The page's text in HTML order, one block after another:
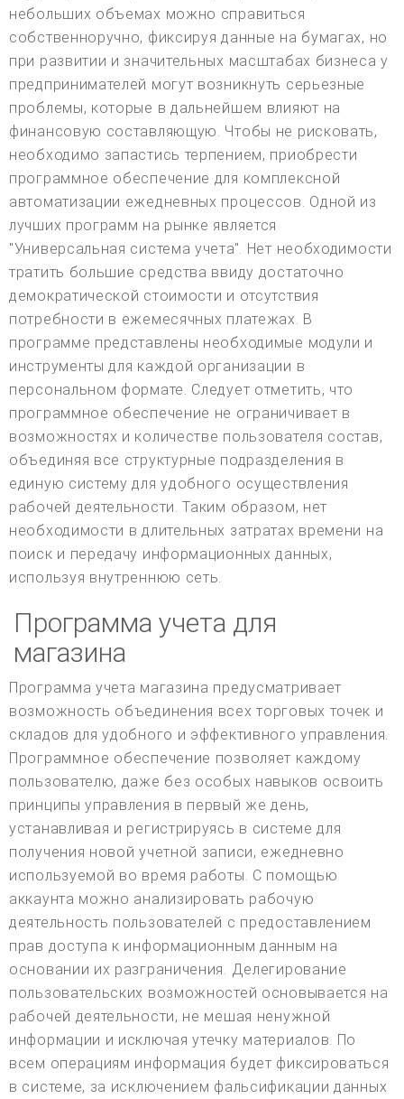
небольших объемах можно справиться
собственноручно, фиксируя данные на бумагах, но
при развитии и значительных масштабах бизнеса у
предпринимателей могут возникнуть серьезные
проблемы, которые в дальнейшем влияют на
финансовую составляющую. Чтобы не рисковать,
необходимо запастись терпением, приобрести
программное обеспечение для комплексной
автоматизации ежедневных процессов. Одной из
лучших программ на рынке является
"Универсальная система учета". Нет необходимости
тратить большие средства ввиду достаточно
демократической стоимости и отсутствия
потребности в ежемесячных платежах. В
программе представлены необходимые модули и
инструменты для каждой организации в
персональном формате. Следует отметить, что
программное обеспечение не ограничивает в
возможностях и количестве пользователя состав,
объединяя все структурные подразделения в
единую систему для удобного осуществления
рабочей деятельности. Таким образом, нет
необходимости в длительных затратах времени на
поиск и передачу информационных данных,
используя внутреннюю сеть.
Программа учета для
магазина
Программа учета магазина предусматривает
возможность объединения всех торговых точек и
складов для удобного и эффективного управления.
Программное обеспечение позволяет каждому
пользователю, даже без особых навыков освоить
принципы управления в первый же день,
устанавливая и регистрируясь в системе для
получения новой учетной записи, ежедневно
используемой во время работы. С помощью
аккаунта можно анализировать рабочую
деятельность пользователей с предоставлением
прав доступа к информационным данным на
основании их разграничения. Делегирование
пользовательских возможностей основывается на
рабочей деятельности, не мешая ненужной
информации и исключая утечку материалов. По
всем операциям информация будет фиксироваться
в системе, за исключением фальсификации данных